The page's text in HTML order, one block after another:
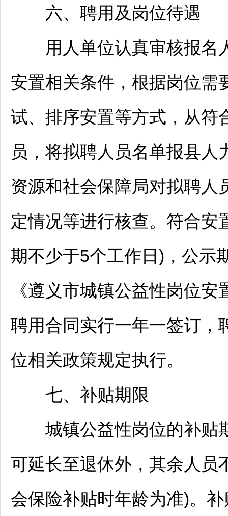
六、聘用及岗位待遇
用人单位认真审核报名
安置相关条件，根据岗位需
试、排序安置等方式，从符
员，将拟聘人员名单报县
资源和社会保障局对拟聘人
定情况等进行核查。符合安
期不少于5个工作日)，公示
《遵义市城镇公益性岗位安
聘用合同实行一年一签订，
位相关政策规定执行。
七、补贴期限
城镇公益性岗位的补贴
可延长至退休外，其余人员
会保险补贴时年龄为准)。